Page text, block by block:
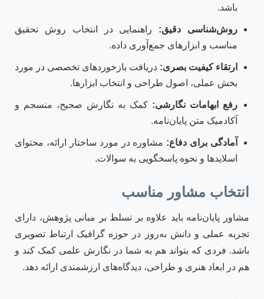
باشد.
روش‌شناسی دقیق: راهنمایی در انتخاب روش تحقیق
مناسب و ابزارهای جمع‌آوری داده.
ارتقاء کیفیت بصری: دریافت بازخوردهای تخصصی در مورد
بخش عملی، اصول طراحی و انتخاب ابزارها.
رفع ابهامات نگارشی: کمک به نگارش صحیح، منسجم و
آکادمیک متن پایان‌نامه.
آمادگی برای دفاع: مشاوره در مورد ساختار ارائه، محتوای
اسلایدها و نحوه پاسخگویی به سوالات.
انتخاب مشاور مناسب
مشاور پایان‌نامه باید علاوه بر تسلط بر مبانی پژوهش، دارای
تجربه عملی و دانش به‌روز در حوزه گرافیک ارتباط تصویری
باشد. فردی که بتواند هم به شما در نگارش علمی کمک کند و
هم در ابعاد هنری و طراحی، دیدگاه‌های ارزشمندی ارائه دهد.